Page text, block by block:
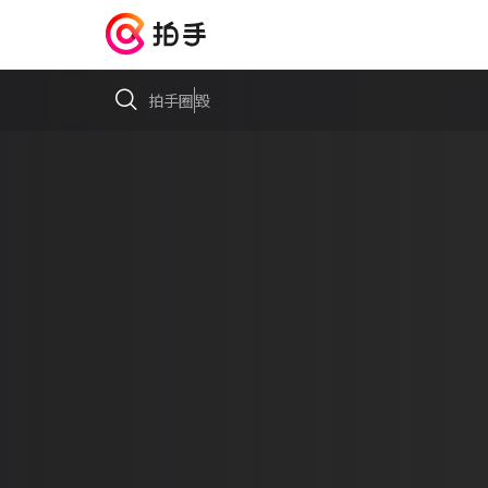
拍手圈毀